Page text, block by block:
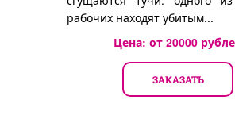
рабочих находят убитым...
Цена: от 20000
ЗАКАЗАТЬ